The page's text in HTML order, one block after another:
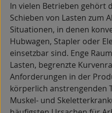
In vielen Betrieben gehört
Schieben von Lasten zum
Situationen, in denen
Hubwagen, Stapler oder
einsetzbar sind. Enge
Lasten, begrenzte
Anforderungen in der
körperlich anstrengenden
Muskel- und